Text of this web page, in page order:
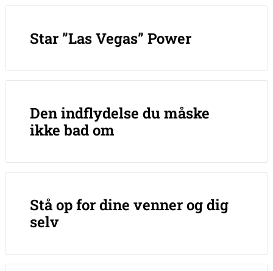
Star ”Las Vegas” Power
Den indflydelse du måske
ikke bad om
Stå op for dine venner og dig
selv